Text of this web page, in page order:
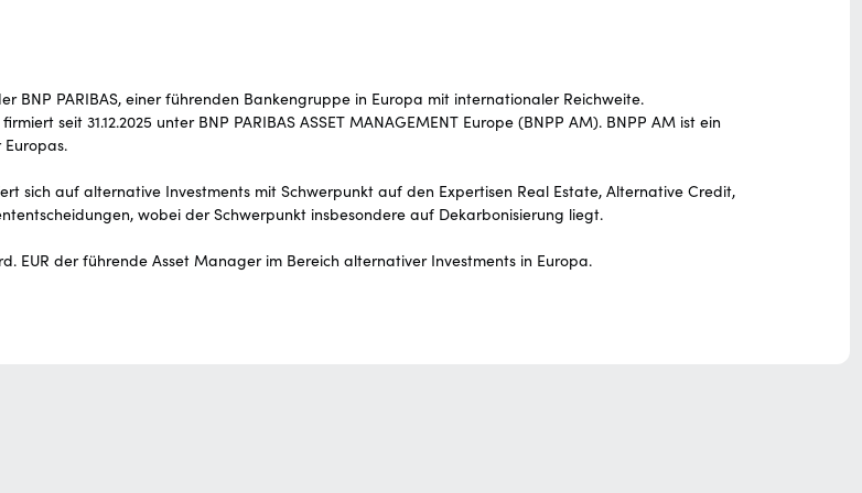
BNP PARIBAS, einer führenden Bankengruppe in Europa mit internationaler Reichweite.
seit 31.12.2025 unter BNP PARIBAS ASSET MANAGEMENT Europe (BNPP AM). BNPP AM ist ein
sich auf alternative Investments mit Schwerpunkt auf den Expertisen Real Estate, Alternative Credit,
wobei der Schwerpunkt insbesondere auf Dekarbonisierung liegt.
EUR der führende Asset Manager im Bereich alternativer Investments in Europa.